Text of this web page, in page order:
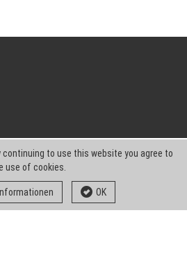
to use this website you agree to
use of cookies.
OK